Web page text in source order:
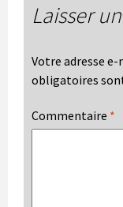
Laisser
Votre adresse e-
obligatoires
Commentaire *